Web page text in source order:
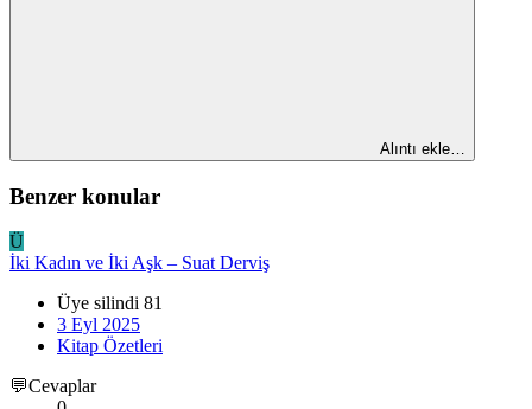
Alıntı ekle…
Benzer konular
Ü
İki Kadın ve İki Aşk – Suat Derviş
Üye silindi 81
3 Eyl 2025
Kitap Özetleri
💬Cevaplar